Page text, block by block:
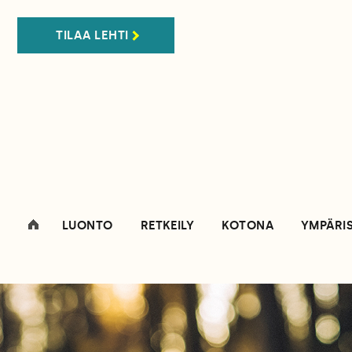
TILAA LEHTI
LUONTO RETKEILY KOTONA